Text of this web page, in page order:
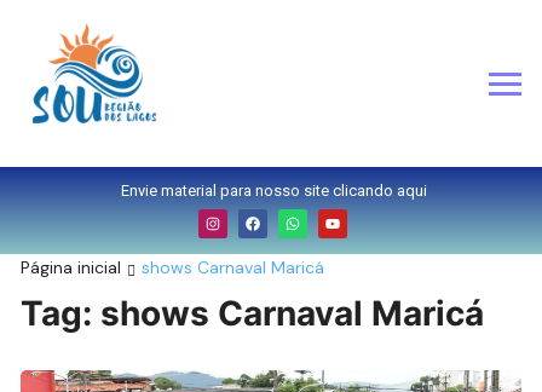
Envie material para nosso site clicando aqui
Página inicial shows Carnaval Maricá
Tag: shows Carnaval Maricá